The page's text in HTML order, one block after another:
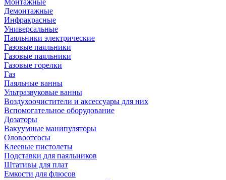
Монтажные
Демонтажные
Инфракрасные
Универсальные
Паяльники электрические
Газовые паяльники
Газовые паяльники
Газовые горелки
Газ
Паяльные ванны
Ультразвуковые ванны
Воздухоочистители и аксессуары для них
Вспомогательное оборудование
Дозаторы
Вакуумные манипуляторы
Оловоотсосы
Клеевые пистолеты
Подставки для паяльников
Штативы для плат
Емкости для флюсов